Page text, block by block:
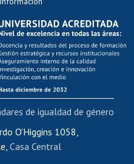
al AUCAI
os
capacitación
personal
interna
de renta
honorarios
O'Higgins 1058,
Casa Central
de igualdad de género